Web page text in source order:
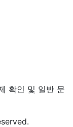
확인 및 일반 문